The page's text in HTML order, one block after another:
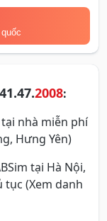
2008:
nhà miễn phí
Hưng Yên)
tại Hà Nội,
tục (Xem danh